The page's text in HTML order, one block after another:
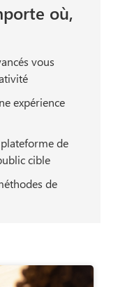
où,
vous
expérience
de
cible
de